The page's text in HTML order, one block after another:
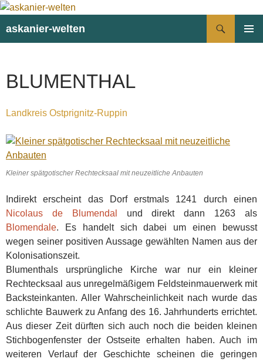
askanier-welten
BLUMENTHAL
Landkreis Ostprignitz-Ruppin
Kleiner spätgotischer Rechtecksaal mit neuzeitliche Anbauten
Indirekt erscheint das Dorf erstmals 1241 durch einen
Nicolaus de Blumendal
und direkt dann 1263 als
Blomendale. Es handelt sich dabei um einen bewusst
wegen seiner positiven Aussage gewählten Namen aus der
Kolonisationszeit.
Blumenthals ursprüngliche Kirche war nur ein kleiner
Rechtecksaal aus unregelmäßigem Feldsteinmauerwerk mit
Backsteinkanten. Aller Wahrscheinlichkeit nach wurde das
schlichte Bauwerk zu Anfang des 16. Jahrhunderts errichtet.
Aus dieser Zeit dürften sich auch noch die beiden kleinen
Stichbogenfenster der Ostseite erhalten haben. Auch im
weiteren Verlauf der Geschichte scheinen die geringen